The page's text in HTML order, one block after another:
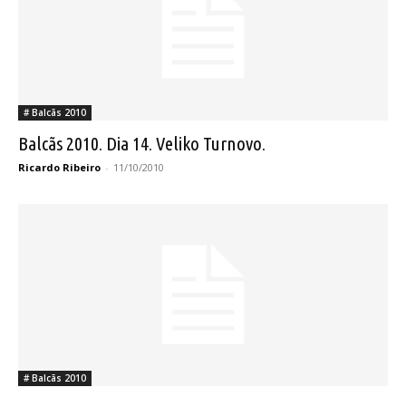
# Balcãs 2010
Balcãs 2010. Dia 14. Veliko Turnovo.
Ricardo Ribeiro - 11/10/2010
# Balcãs 2010